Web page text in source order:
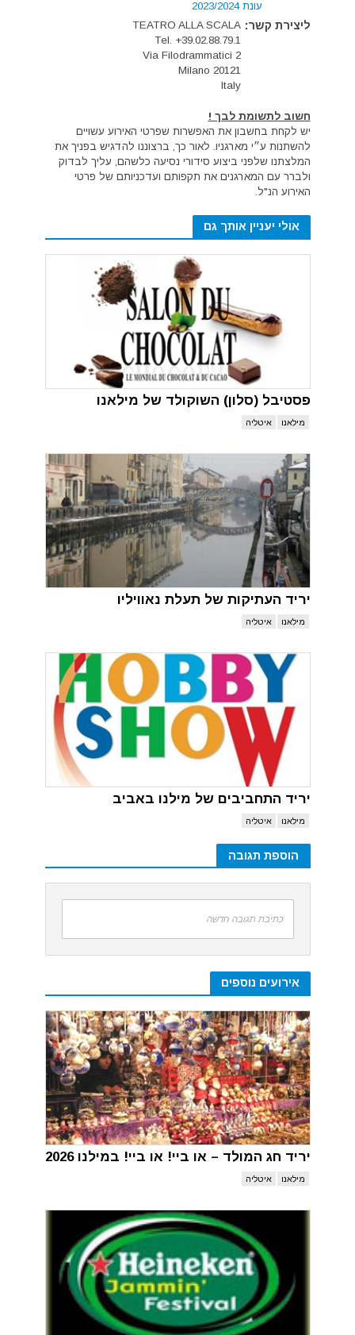
עונת 2023/2024
ליצירת קשר: TEATRO ALLA SCALA
Tel. +39.02.88.79.1
Via Filodrammatici 2
20121 Milano
Italy
חשוב לתשומת לבך !
יש לקחת בחשבון את האפשרות שפרטי האירוע עשויים
להשתנות ע״י מארגניו. לאור כך, ברצוננו להדגיש בפניך את
המלצתנו שלפני ביצוע סידורי נסיעה כלשהם, עליך לבדוק
ולברר עם המארגנים את תקפותם ועדכניותם של פרטי
האירוע הנ"ל.
אולי יעניין אותך גם
פסטיבל (סלון) השוקולד של מילאנו
מילאנו איטליה
יריד העתיקות של תעלת נאוויליו
מילאנו איטליה
יריד התחביבים של מילנו באביב
מילאנו איטליה
הוספת תגובה
כתיבת תגובה חדשה
אירועים נוספים
יריד חג המולד – או ביי! או ביי! במילנו 2026
מילאנו איטליה